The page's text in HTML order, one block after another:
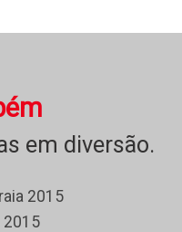
em diversão.
2015
2015